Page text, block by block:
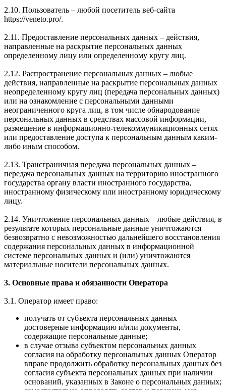
2.10. Пользователь – любой посетитель веб-сайта
https://veneto.pro/.
2.11. Предоставление персональных данных – действия,
направленные на раскрытие персональных данных
определенному лицу или определенному кругу лиц.
2.12. Распространение персональных данных – любые
действия, направленные на раскрытие персональных данных
неопределенному кругу лиц (передача персональных данных)
или на ознакомление с персональными данными
неограниченного круга лиц, в том числе обнародование
персональных данных в средствах массовой информации,
размещение в информационно-телекоммуникационных сетях
или предоставление доступа к персональным данным каким-
либо иным способом.
2.13. Трансграничная передача персональных данных –
передача персональных данных на территорию иностранного
государства органу власти иностранного государства,
иностранному физическому или иностранному юридическому
лицу.
2.14. Уничтожение персональных данных – любые действия, в
результате которых персональные данные уничтожаются
безвозвратно с невозможностью дальнейшего восстановления
содержания персональных данных в информационной
системе персональных данных и (или) уничтожаются
материальные носители персональных данных.
3. Основные права и обязанности Оператора
3.1. Оператор имеет право:
получать от субъекта персональных данных
достоверные информацию и/или документы,
содержащие персональные данные;
в случае отзыва субъектом персональных данных
согласия на обработку персональных данных Оператор
вправе продолжить обработку персональных данных без
согласия субъекта персональных данных при наличии
оснований, указанных в Законе о персональных данных;